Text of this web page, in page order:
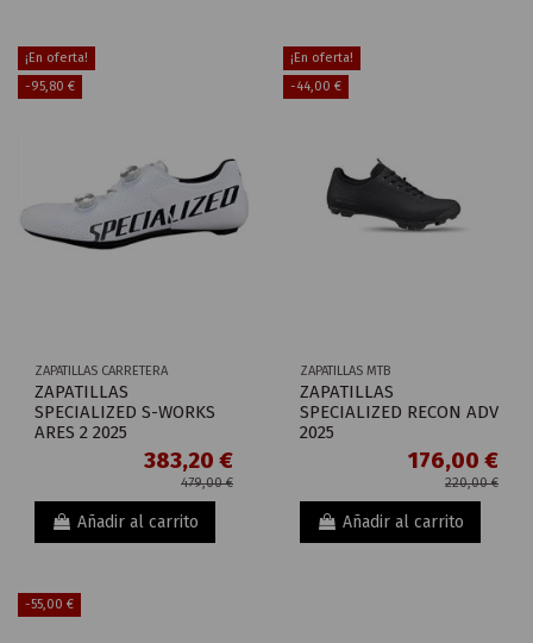
¡En oferta!
-95,80 €
ZAPATILLAS CARRETERA
ZAPATILLAS
SPECIALIZED S-WORKS
ARES 2 2025
383,20 €
479,00 €
Añadir al carrito
¡En oferta!
-44,00 €
ZAPATILLAS MTB
ZAPATILLAS
SPECIALIZED RECON ADV
2025
176,00 €
220,00 €
Añadir al carrito
-55,00 €